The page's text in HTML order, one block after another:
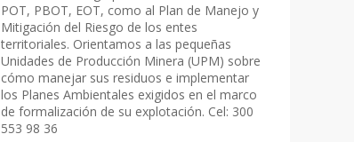
POT, PBOT, EOT, como al Plan de Manejo y
Mitigación del Riesgo de los entes
territoriales. Orientamos a las pequeñas
Unidades de Producción Minera (UPM) sobre
cómo manejar sus residuos e implementar
los Planes Ambientales exigidos en el marco
de formalización de su explotación. Cel: 300
553 98 36